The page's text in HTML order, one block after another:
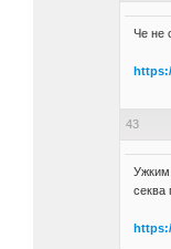
Че не
43
Ужким
секва